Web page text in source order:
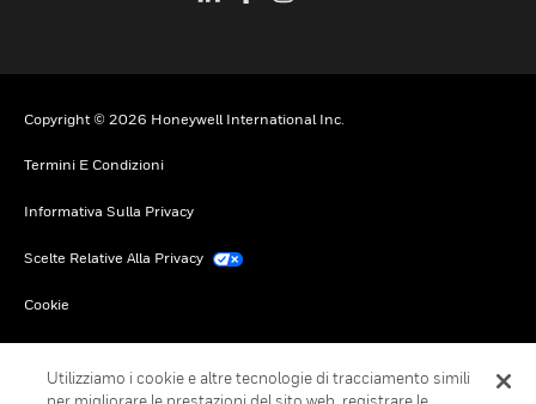
Copyright © 2026 Honeywell International Inc.
Termini E Condizioni
Informativa Sulla Privacy
Scelte Relative Alla Privacy
Cookie
Utilizziamo i cookie e altre tecnologie di tracciamento simili